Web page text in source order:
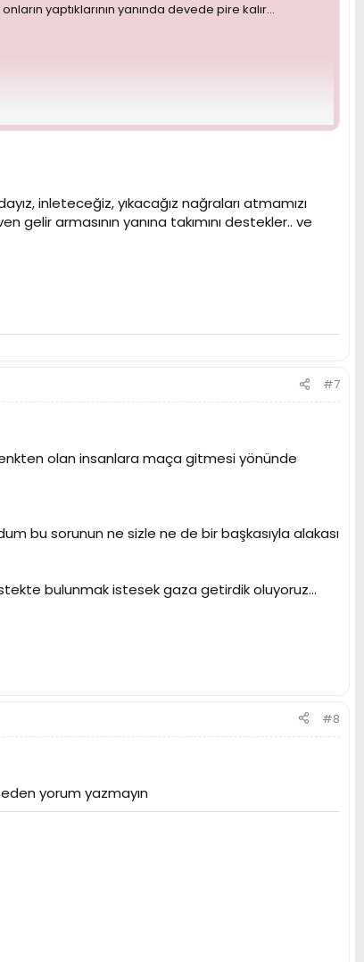
yaptıklarının yanında devede pire kalır...
inleteceğiz, yıkacağız nağraları atmamızı
armasının yanına takımını destekler.. ve
#7
olan insanlara maça gitmesi yönünde
bu sorunun ne sizle ne de bir başkasıyla alakası
bulunmak istesek gaza getirdik oluyoruz...
#8
yorum yazmayın